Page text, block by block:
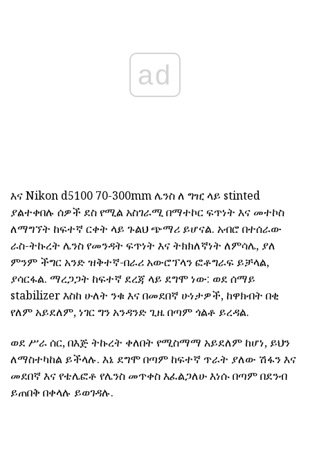
ad
እና Nikon d5100 70-300mm ሌንስ ለ ግዢ ላይ stinted
ያልተቀበሉ ሰዎች ደስ የሚል አስገራሚ በማተኮር ፍጥነት እና መተኮስ
ለማግኘት ከፍተኛ ርቀት ላይ ጉልህ ጭማሪ ይሆናል. አብሮ በተሰራው
ራስ-ትኩረት ሌንስ የመንዳት ፍጥነት እና ትክክለኛነት ለምሳሌ, ያለ
ምንም ችግር አንድ ዝቅተኛ-በራሪ አውሮፕላን ፎቶግራፍ ይቻላል,
ያሳርፋል. ማረጋጋት ከፍተኛ ደረጃ ላይ ደግሞ ነው: ወደ ሰማይ
stabilizer እስከ ሁለት ንቁ እና በመደበኛ ሁነታዎች, ከዋክብት በቂ
የለም አይደለም, ነገር ግን አንዳንድ ጊዜ በጣም ጎልቶ ይረዳል.
ወደ ሥራ ሰር, በእጅ ትኩረት ቀለበት የሚስማማ አይደለም ከሆነ, ይህን
ለማስተካከል ይችላሉ. እኔ ደግሞ በጣም ከፍተኛ ጥራት ያለው ሽፋን እና
መደበኛ እና የቴሌፎቶ የሌንስ መጥቀስ እፈልጋለሁ እነሱ በጣም በደንብ
ይጠበቅ በቀላሉ ይወገዳሉ.